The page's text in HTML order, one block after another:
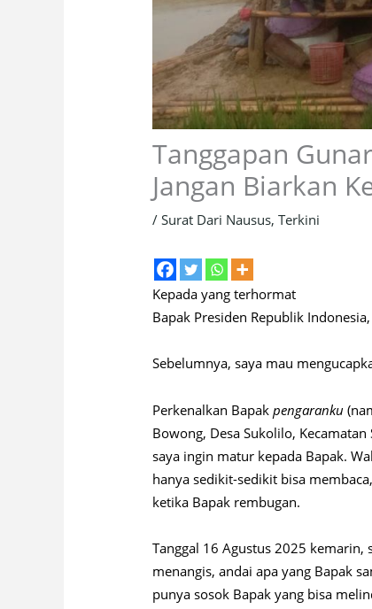
Tanggapan
Jangan Biarkan
/Surat Dari Nausus,Terkini
Kepada yang terhormat
Bapak Presiden Republik
Sebelumnya, saya mau
Perkenalkan Bapakpengaranku
Bowong, Desa Sukolilo,
saya ingin matur kepada Bapak.
hanya sedikit-sedikit bisa
ketika Bapak rembugan.
Tanggal 16 Agustus 2025 kemarin,
menangis, andai apa yang Bapak
punya sosok Bapak yang bisa